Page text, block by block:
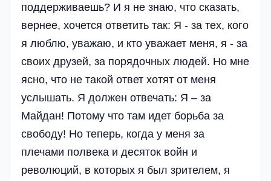
поддерживаешь? И я не знаю, что сказать,
вернее, хочется ответить так: Я - за тех, кого
я люблю, уважаю, и кто уважает меня, я - за
своих друзей, за порядочных людей. Но мне
ясно, что не такой ответ хотят от меня
услышать. Я должен отвечать: Я – за
Майдан! Потому что там идет борьба за
свободу! Но теперь, когда у меня за
плечами полвека и десяток войн и
революций, в которых я был зрителем, я